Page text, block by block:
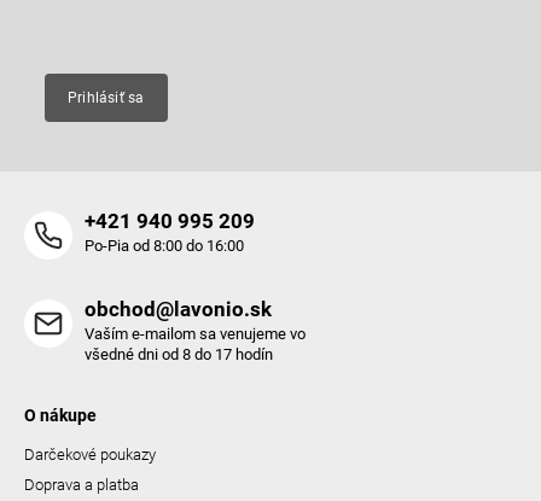
Prihlásiť sa
+421 940 995 209
Po-Pia od 8:00 do 16:00
obchod@lavonio.sk
Vaším e-mailom sa venujeme vo
všedné dni od 8 do 17 hodín
O nákupe
Darčekové poukazy
Doprava a platba